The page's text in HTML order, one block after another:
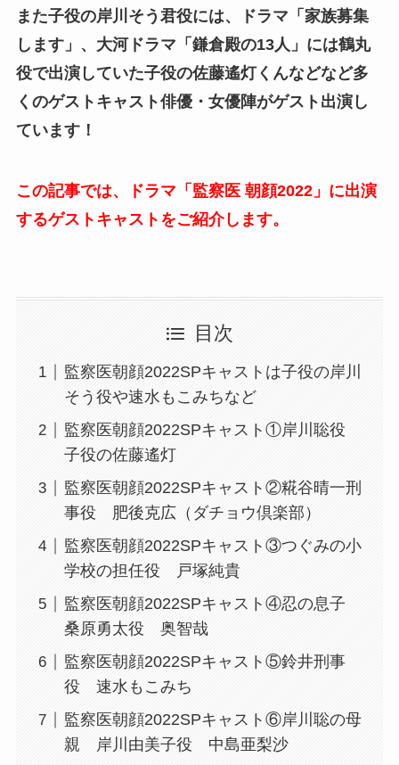
また子役の岸川そう君役には、ドラマ「家族募集
します」、大河ドラマ「鎌倉殿の13人」には鶴丸
役で出演していた子役の佐藤遙灯くんなどなど多
くのゲストキャスト俳優・女優陣がゲスト出演し
ています！
この記事では、ドラマ「監察医 朝顔2022」に出演
するゲストキャストをご紹介します。
目次
監察医朝顔2022SPキャストは子役の岸川
そう役や速水もこみちなど
監察医朝顔2022SPキャスト①岸川聡役
子役の佐藤遙灯
監察医朝顔2022SPキャスト②糀谷晴一刑
事役 肥後克広（ダチョウ倶楽部）
監察医朝顔2022SPキャスト③つぐみの小
学校の担任役 戸塚純貴
監察医朝顔2022SPキャスト④忍の息子
桑原勇太役 奥智哉
監察医朝顔2022SPキャスト⑤鈴井刑事
役 速水もこみち
監察医朝顔2022SPキャスト⑥岸川聡の母
親 岸川由美子役 中島亜梨沙